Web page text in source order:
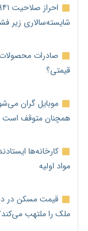
شایسته‌سالاری زیر
صادرات
قیمتی؟
همچنان متوقف است
کارخانه‌ها
مواد اولیه
قیمت مسکن در
ملک را ملتهب